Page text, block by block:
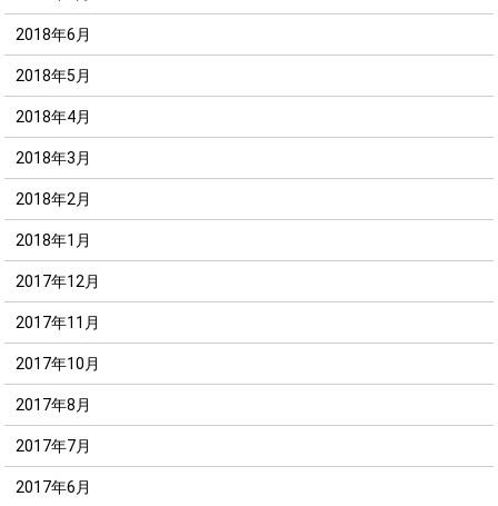
2018年6月
2018年5月
2018年4月
2018年3月
2018年2月
2018年1月
2017年12月
2017年11月
2017年10月
2017年8月
2017年7月
2017年6月